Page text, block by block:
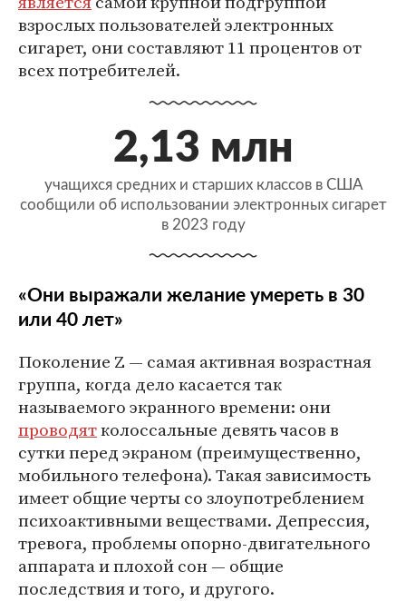
взрослых пользователей электронных
сигарет, они составляют 11 процентов от
всех потребителей.
2,13 млн
учащихся средних и старших классов в США
сообщили об использовании электронных сигарет
в 2023 году
«Они выражали желание умереть в 30
или 40 лет»
Поколение Z — самая активная возрастная
группа, когда дело касается так
называемого экранного времени: они
проводятколоссальные девять часов в
сутки перед экраном (преимущественно,
мобильного телефона). Такая зависимость
имеет общие черты со злоупотреблением
психоактивными веществами. Депрессия,
тревога, проблемы опорно-двигательного
аппарата и плохой сон — общие
последствия и того, и другого.